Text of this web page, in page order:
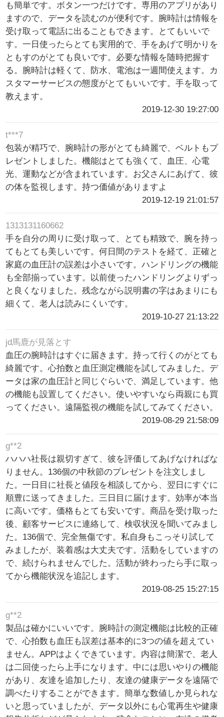
も簡単です。ボタン一つだけです。専用のアプリがあり
ますので、データを読むのが便利です。腕時計は情報を
受け取って電話に出ることもできます。とてもいいで
す。一日使ったらとても実用的で、手をあげて明かりを
ともすのがとても良いです。必要な情報を随時把握す
る。腕時計は軽くて、防水、電池は一週間使えます。カ
スタマーサービスの態度がとてもいいです。手を取って
教えます。
2019-12-30 19:27:00
t***7
包装が精巧で、腕時計の形がとても綺麗で、ベルトもプ
レゼントしました。機能はとても強くて、血圧、心電
光、運動などが含まれています。お父さんにあげて、彼
の体を監視します。持つ価値がありますよ
2019-12-19 21:01:57
1313131160662
手を自分の周りに受け取って、とても精致で、腕を持っ
てもとても美しいです。何日間のテストを経て、正確と
家庭の血圧計の誤差は小さいです。ハンドリングの機能
も全部揃っています。以前使ったハンドリングよりずっ
と良くなりました。残念ながら説明書の字はあまりにも
細くて、老人は読みにくいです。
2019-10-27 21:13:22
jd馬鹿が見落とす
血圧の腕時計はすぐに届きます。持って行くのがとても
綺麗です。心拍数と血圧測定機能を試してみました。デ
ータは家の血圧計と同じぐらいで、満足しています。他
の機能も設置してください。使いやすいなら両親にも買
ってください。遠隔監視の機能を試してみてください。
2019-08-29 21:58:09
g**2
ハハハ社長は親切すぎて、彼を評価してあげなければな
りません。136個の中秋節のプレゼントを注文しまし
た。一日目に社長と値段を相談してから、翌日にすぐに
順豊に送ってきました。三日目に届けます。効率が本当
に高いです。価格もとても安いです。商品を受け取った
後、顧客サービスに連絡して、検収状況を聞いてみまし
た。136個で、完全無傷です。私自身もこっそり試して
みましたが、装着感は大丈夫です。活動をしていますの
で、続けられませんでした。活動が終わったら手に取っ
てから機能状況を追記します。
2019-08-25 15:27:15
g**2
製品は確かにいいです。腕時計の測定機能は比較的正確
で、心拍数も血圧も誤差は基本的に3つの値を超えてい
ません。APPはよくできています。内容は簡潔で、老人
は二回使ったら上手になります。中には思いやりの機能
があり、友達を追加したり、友達の健康データを遠隔で
調べたりすることができます。簡単な数値しか見られな
いと思っていましたが、データ以外にも心電再生や健康